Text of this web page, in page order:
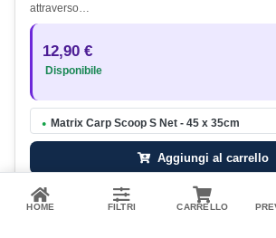
attraverso…
12,90 €
Disponibile
● Matrix Carp Scoop S Net - 45 x 35cm
Aggiungi al carrello
HOME FILTRI CARRELLO